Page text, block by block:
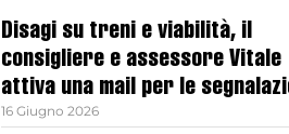
Disagi su treni e viabilità, il
consigliere e assessore Vitale
attiva una mail per le
16 Giugno 2026